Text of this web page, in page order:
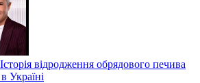
відродження обрядового печива
Україні